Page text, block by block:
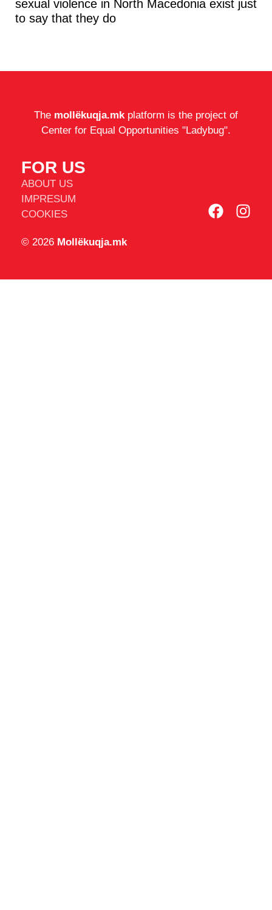
sexual violence in North Macedonia exist just
to say that they do
The mollëkuqja.mkplatform is the project of
Center for Equal Opportunities "Ladybug".
FOR US
ABOUT US
IMPRESUM
COOKIES
© 2026 Mollëkuqja.mk